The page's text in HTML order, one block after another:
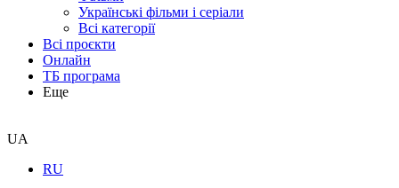
Українські фільми і серіали
Всі категорії
Всі проєкти
Онлайн
ТБ програма
Еще
UA
RU